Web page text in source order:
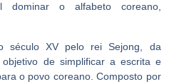
dominar o alfabeto coreano,
século XV pelo rei Sejong, da
de simplificar a escrita e
o povo coreano. Composto por